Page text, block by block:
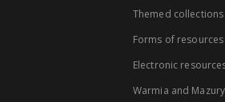
Themed collections
Forms of resources
Electronic
Warmia and